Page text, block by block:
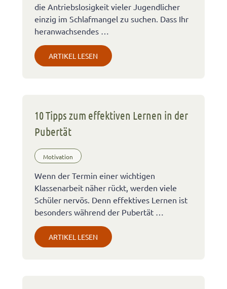
die Antriebslosigkeit vieler Jugendlicher
einzig im Schlafmangel zu suchen. Dass Ihr
heranwachsendes …
ARTIKEL LESEN
10 Tipps zum effektiven Lernen in der
Pubertät
Motivation
Wenn der Termin einer wichtigen
Klassenarbeit näher rückt, werden viele
Schüler nervös. Denn effektives Lernen ist
besonders während der Pubertät …
ARTIKEL LESEN